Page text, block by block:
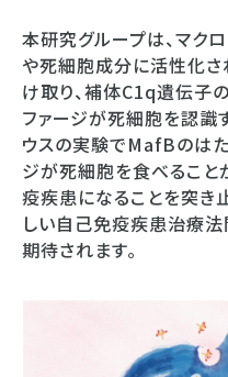
本研究グループは、マク
や死細胞成分に活性化さ
け取り、補体C1q遺伝子
ファージが死細胞を認識
ウスの実験でMafBのはた
ジが死細胞を食べること
疫疾患になることを突き
しい自己免疫疾患治療
期待されます。